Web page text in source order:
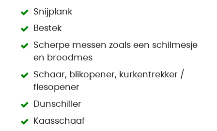
Snijplank
Bestek
Scherpe messen zoals een schilmesje
en broodmes
Schaar, blikopener, kurkentrekker /
flesopener
Dunschiller
Kaasschaaf